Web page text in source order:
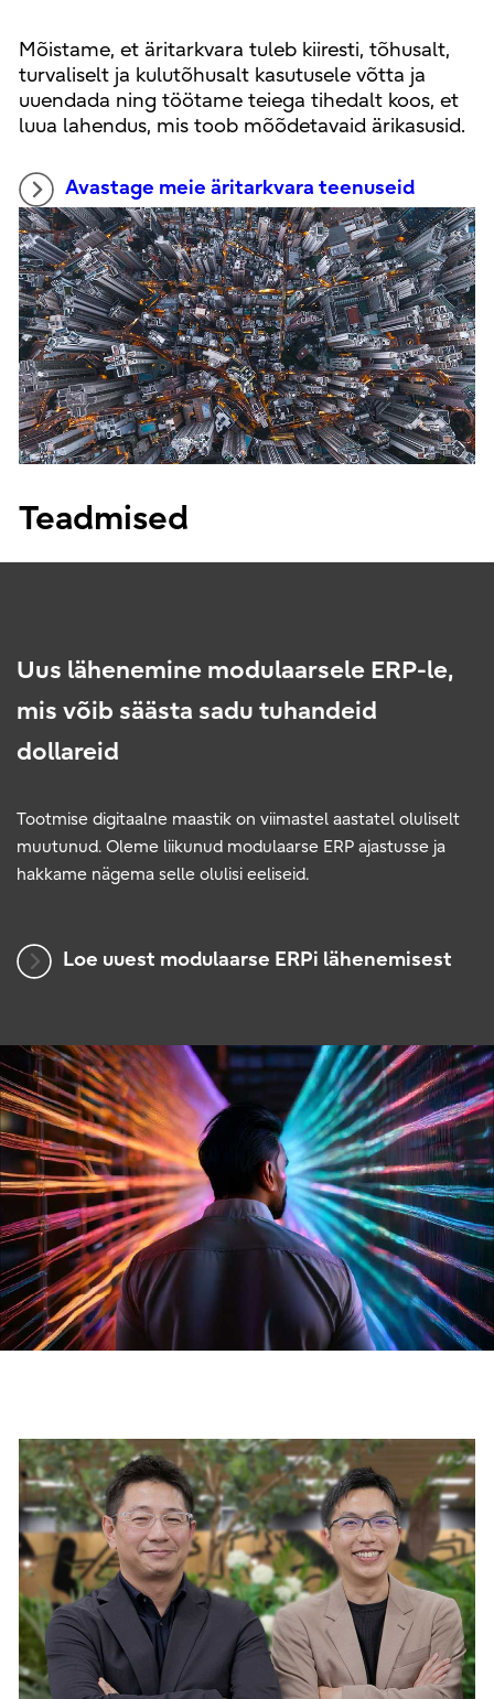
Mõistame, et äritarkvara tuleb kiiresti, tõhusalt,
turvaliselt ja kulutõhusalt kasutusele võtta ja
uuendada ning töötame teiega tihedalt koos, et
luua lahendus, mis toob mõõdetavaid ärikasusid.
Avastage meie äritarkvara teenuseid
Teadmised
Uus lähenemine modulaarsele ERP-le,
mis võib säästa sadu tuhandeid
dollareid
Tootmise digitaalne maastik on viimastel aastatel oluliselt
muutunud. Oleme liikunud modulaarse ERP ajastusse ja
hakkame nägema selle olulisi eeliseid.
Loe uuest modulaarse ERPi lähenemisest